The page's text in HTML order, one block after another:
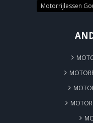
Motorrijlessen